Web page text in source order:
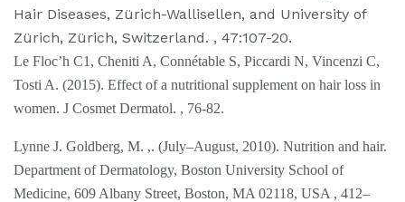
Hair Diseases, Zürich-Wallisellen, and University of
Zürich, Zürich, Switzerland. , 47:107-20.
Le Floc’h C1, Cheniti A, Connétable S, Piccardi N, Vincenzi C,
Tosti A. (2015). Effect of a nutritional supplement on hair loss in
women. J Cosmet Dermatol. , 76-82.
Lynne J. Goldberg, M. ,. (July–August, 2010). Nutrition and hair.
Department of Dermatology, Boston University School of
Medicine, 609 Albany Street, Boston, MA 02118, USA , 412–